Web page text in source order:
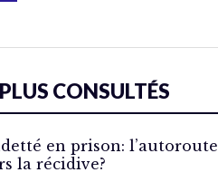
CONSULTÉS
en prison: l’autoroute
la récidive?